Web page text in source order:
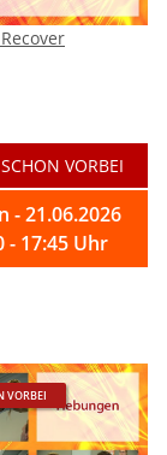
VORBEI
- 21.06.2026
- 17:45 Uhr
VORBEI